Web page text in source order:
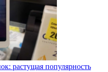
растущая популярность